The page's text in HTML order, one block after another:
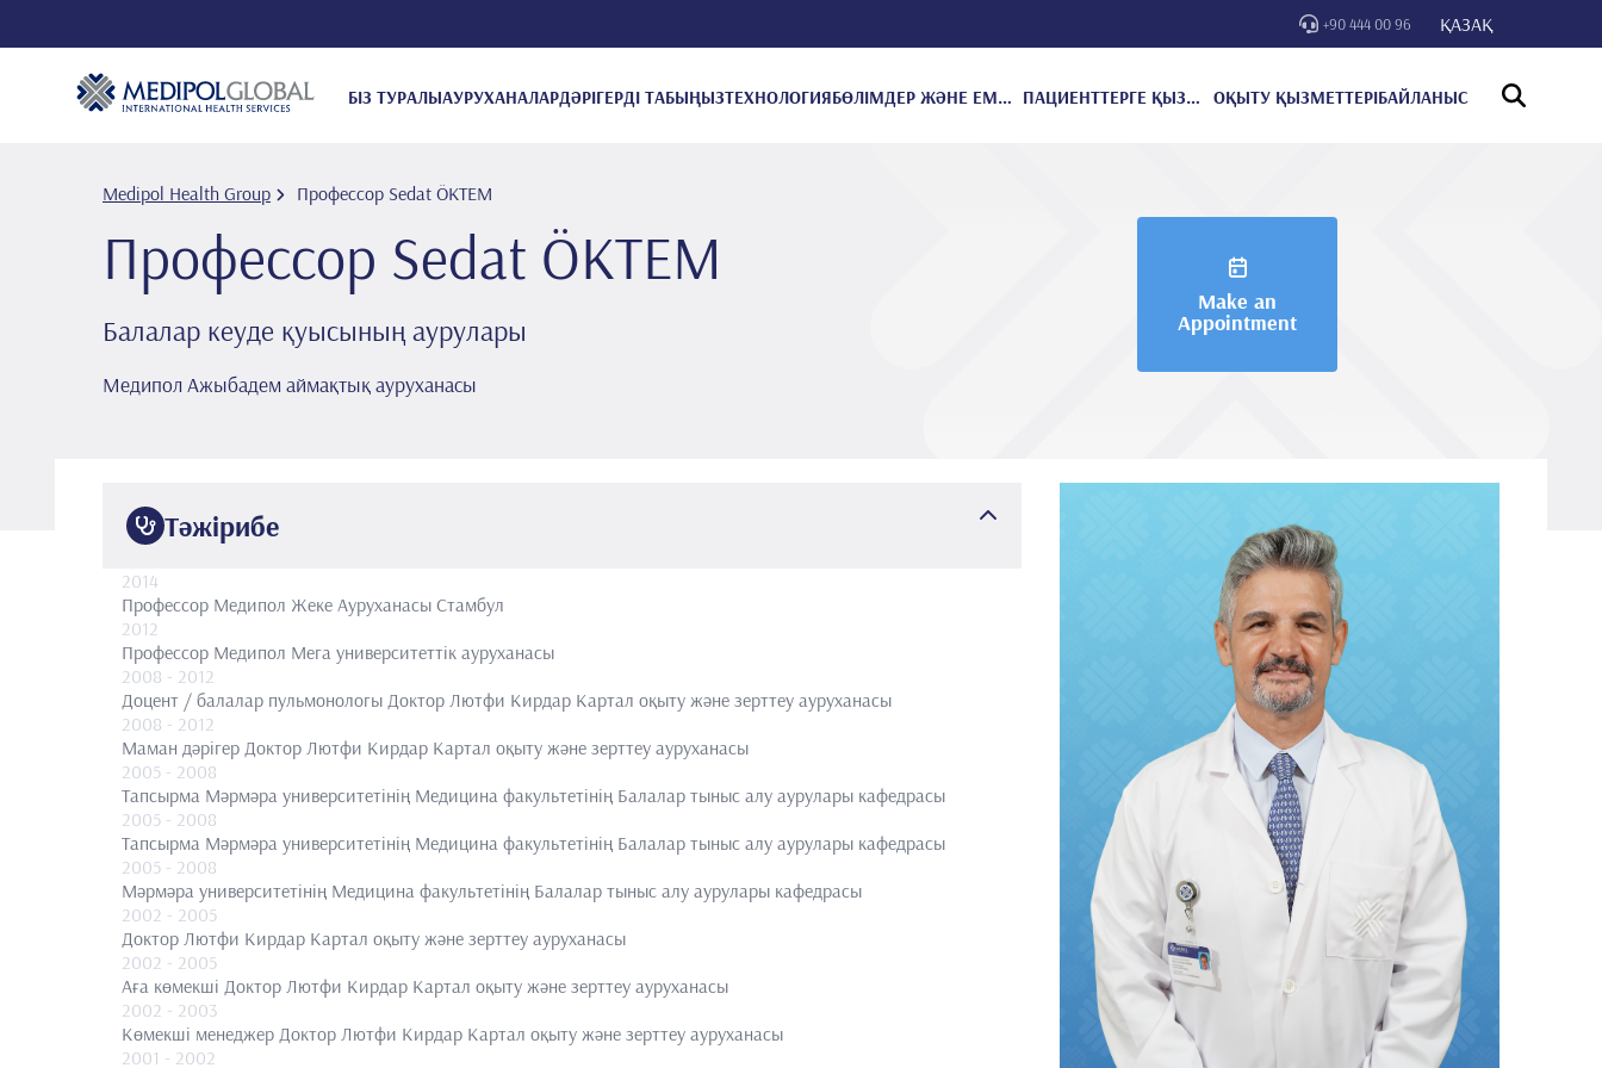
+90 444 00 96 ҚАЗАҚ
БІЗ ТУРАЛЫАУРУХАНАЛАРДӘРІГЕРДІ ТАБЫҢЫЗТЕХНОЛОГИЯ БӨЛІМДЕР ЖӘНЕ ЕМДЕУЛЕР ПАЦИЕНТТЕРГЕ ҚЫЗМЕТ КӨРСЕТУ ОҚЫТУ ҚЫЗМЕТТЕРІБАЙЛАНЫС
Medipol Health Group Профессор Sedat ÖKTEM
Профессор Sedat ÖKTEM
Балалар кеуде қуысының аурулары
Медипол Ажыбадем аймақтық ауруханасы
Make an
Appointment
Тәжірибе
2014
Профессор Медипол Жеке Ауруханасы Стамбул
2012
Профессор Медипол Мега университеттік ауруханасы
2008 - 2012
Доцент / балалар пульмонологы Доктор Лютфи Кирдар Картал оқыту және зерттеу ауруханасы
2008 - 2012
Маман дәрігер Доктор Лютфи Кирдар Картал оқыту және зерттеу ауруханасы
2005 - 2008
Тапсырма Мәрмәра университетінің Медицина факультетінің Балалар тыныс алу аурулары кафедрасы
2005 - 2008
Тапсырма Мәрмәра университетінің Медицина факультетінің Балалар тыныс алу аурулары кафедрасы
2005 - 2008
Мәрмәра университетінің Медицина факультетінің Балалар тыныс алу аурулары кафедрасы
2002 - 2005
Доктор Лютфи Кирдар Картал оқыту және зерттеу ауруханасы
2002 - 2005
Аға көмекші Доктор Лютфи Кирдар Картал оқыту және зерттеу ауруханасы
2002 - 2003
Көмекші менеджер Доктор Лютфи Кирдар Картал оқыту және зерттеу ауруханасы
2001 - 2002